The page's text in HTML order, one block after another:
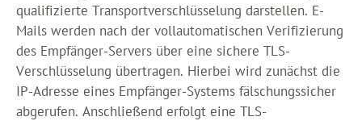
qualifizierte Transportverschlüsselung darstellen. E-
Mails werden nach der vollautomatischen Verifizierung
des Empfänger-Servers über eine sichere TLS-
Verschlüsselung übertragen. Hierbei wird zunächst die
IP-Adresse eines Empfänger-Systems fälschungssicher
abgerufen. Anschließend erfolgt eine TLS-